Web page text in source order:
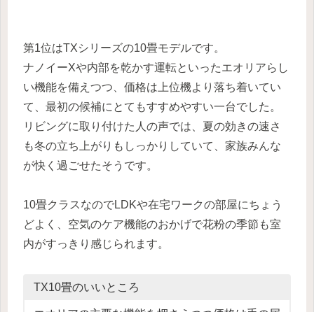
第1位はTXシリーズの10畳モデルです。
ナノイーXや内部を乾かす運転といったエオリアらし
い機能を備えつつ、価格は上位機より落ち着いてい
て、最初の候補にとてもすすめやすい一台でした。
リビングに取り付けた人の声では、夏の効きの速さ
も冬の立ち上がりもしっかりしていて、家族みんな
が快く過ごせたそうです。
10畳クラスなのでLDKや在宅ワークの部屋にちょう
どよく、空気のケア機能のおかげで花粉の季節も室
内がすっきり感じられます。
TX10畳のいいところ